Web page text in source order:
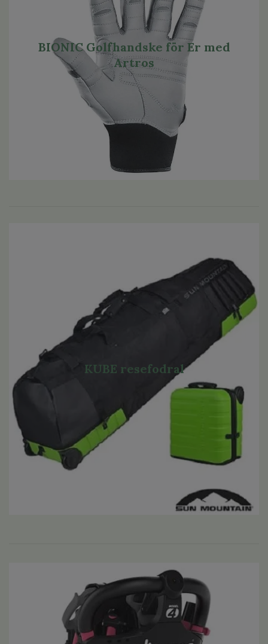
BIONIC Golfhandske för Er med
Artros
KUBE resefodral